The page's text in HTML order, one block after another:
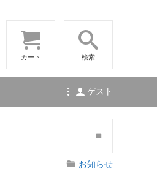
カート 検索
ゲスト
お知らせ